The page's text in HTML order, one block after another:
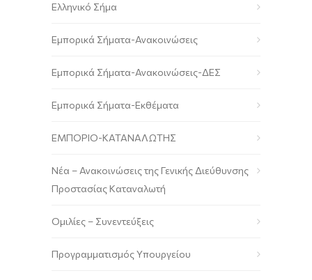
Ελληνικό Σήμα
Εμπορικά Σήματα-Ανακοινώσεις
Εμπορικά Σήματα-Ανακοινώσεις-ΔΕΣ
Εμπορικά Σήματα-Εκθέματα
ΕΜΠΟΡΙΟ-ΚΑΤΑΝΑΛΩΤΗΣ
Νέα – Ανακοινώσεις της Γενικής Διεύθυνσης
Προστασίας Καταναλωτή
Ομιλίες – Συνεντεύξεις
Προγραμματισμός Υπουργείου